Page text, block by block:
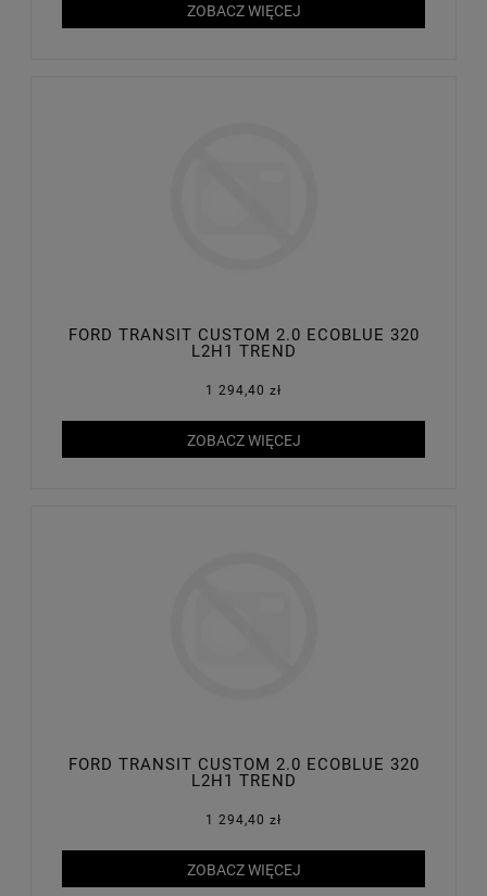
ZOBACZ WIĘCEJ
FORD TRANSIT CUSTOM 2.0 ECOBLUE 320
L2H1 TREND
1 294,40 zł
ZOBACZ WIĘCEJ
FORD TRANSIT CUSTOM 2.0 ECOBLUE 320
L2H1 TREND
1 294,40 zł
ZOBACZ WIĘCEJ